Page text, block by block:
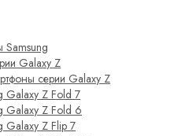
Samsung
Galaxy Z
серии Galaxy Z
Galaxy Z Fold 7
Galaxy Z Fold 6
Galaxy Z Flip 7